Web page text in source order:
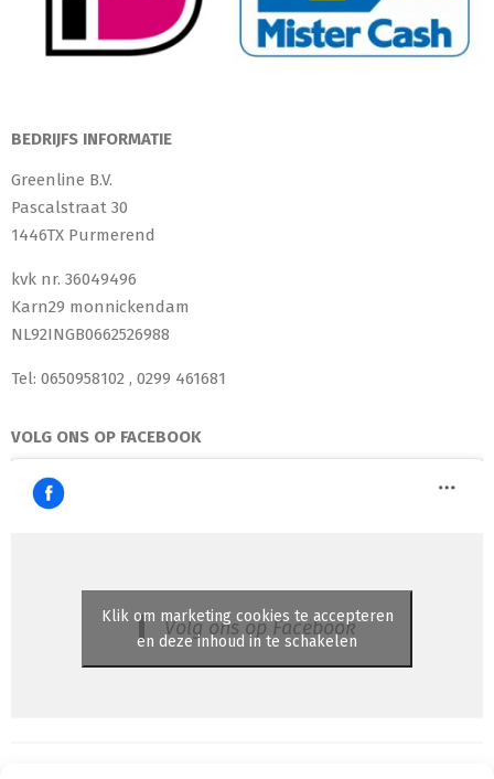
BEDRIJFS INFORMATIE
Greenline B.V.
Pascalstraat 30
1446TX Purmerend
kvk nr. 36049496
Karn29 monnickendam
NL92INGB0662526988
Tel: 0650958102 , 0299 461681
VOLG ONS OP FACEBOOK
Volg ons op Facebook
Klik om marketing cookies te accepteren
en deze inhoud in te schakelen